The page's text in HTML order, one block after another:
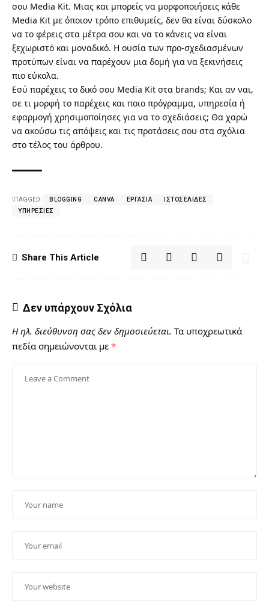
σου Media Kit. Μιας και μπορείς να μορφοποιήσεις κάθε
Media Kit με όποιον τρόπο επιθυμείς, δεν θα είναι δύσκολο
να το φέρεις στα μέτρα σου και να το κάνεις να είναι
ξεχωριστό και μοναδικό. Η ουσία των προ-σχεδιασμένων
προτύπων είναι να παρέχουν μια δομή για να ξεκινήσεις
πιο εύκολα.
Εσύ παρέχεις το δικό σου Media Kit στα brands; Και αν ναι,
σε τι μορφή το παρέχεις και ποιο πρόγραμμα, υπηρεσία ή
εφαρμογή χρησιμοποίησες για να το σχεδιάσεις; Θα χαρώ
να ακούσω τις απόψεις και τις προτάσεις σου στα σχόλια
στο τέλος του άρθρου.
TAGGED: BLOGGING CANVA ΕΡΓΑΣΊΑ
ΙΣΤΟΣΕΛΊΔΕΣ
ΥΠΗΡΕΣΊΕΣ
Share This Article
Δεν υπάρχουν Σχόλια
Η ηλ. διεύθυνση σας δεν δημοσιεύεται. Τα υποχρεωτικά
πεδία σημειώνονται με *